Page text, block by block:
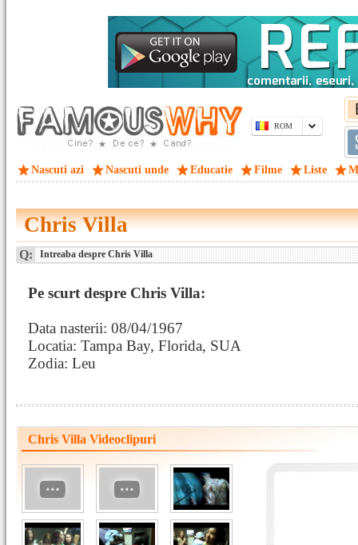
ROM
Nascuti azi Nascuti unde Educatie Filme Liste
Chris Villa
Q: Intreaba despre Chris Villa
Pe scurt despre Chris Villa:
Data nasterii: 08/04/1967
Locatia: Tampa Bay, Florida, SUA
Zodia: Leu
Chris Villa Videoclipuri